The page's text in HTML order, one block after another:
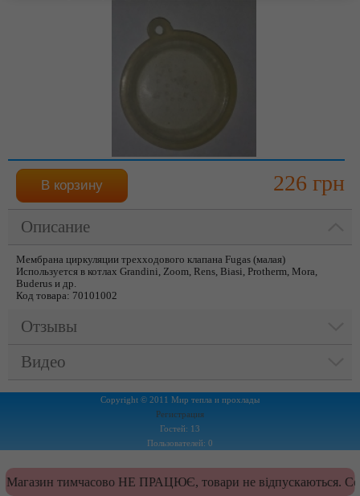
226 грн
Описание
Мембрана циркуляции трехходового клапана Fugas (малая)
Используется в котлах Grandini, Zoom, Rens, Biasi, Protherm, Mora,
Buderus и др.
Код товара: 70101002
Отзывы
Видео
Copyright © 2011 Мир тепла и прохлады
Регистрация
Гостей: 13
Пользователей: 0
Магазин тимчасово НЕ ПРАЦЮЄ, товари не відпускаються.